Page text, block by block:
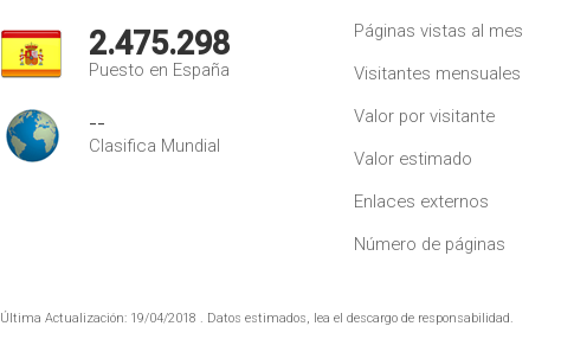
2.475.298
Puesto en España
--
Clasifica Mundial
Páginas vistas al mes
Visitantes mensuales
Valor por visitante
Valor estimado
Enlaces externos
Número de páginas
Última Actualización: 19/04/2018 . Datos estimados, lea el descargo de responsabilidad.